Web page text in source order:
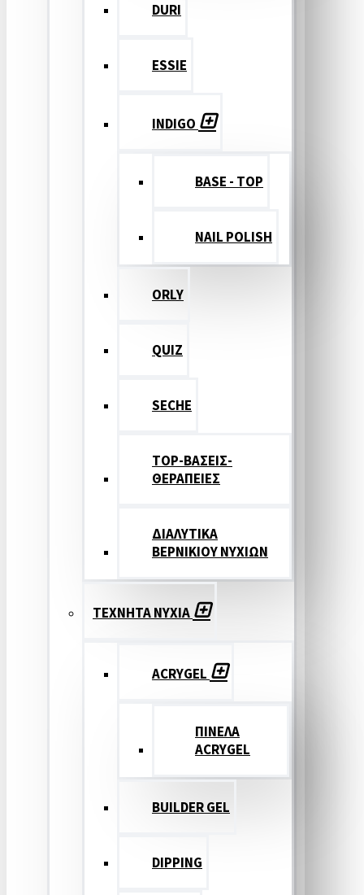
DURI
ESSIE
INDIGO
BASE - TOP
NAIL POLISH
ORLY
QUIZ
SECHE
TOP-ΒΑΣΕΙΣ-
ΘΕΡΑΠΕΙΕΣ
ΔΙΑΛΥΤΙΚΑ
ΒΕΡΝΙΚΙΟΥ ΝΥΧΙΩΝ
ΤΕΧΝΗΤΑ ΝΥΧΙΑ
ACRYGEL
ΠΙΝΕΛΑ
ACRYGEL
BUILDER GEL
DIPPING